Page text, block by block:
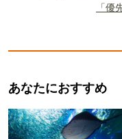
「優
あなたにおすすめ